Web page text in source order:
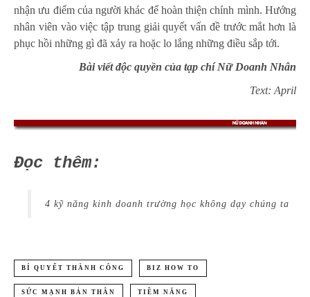
nhận ưu điểm của người khác để hoàn thiện chính mình. Hướng
nhân viên vào việc tập trung giải quyết vấn đề trước mắt hơn là
phục hồi những gì đã xảy ra hoặc lo lắng những điều sắp tới.
Bài viết độc quyền của tạp chí Nữ Doanh Nhân
Text: April
Đọc thêm:
4 kỹ năng kinh doanh trường học không dạy chúng ta
BÍ QUYẾT THÀNH CÔNG BIZ HOW TO
SỨC MẠNH BẢN THÂN TIỀM NĂNG